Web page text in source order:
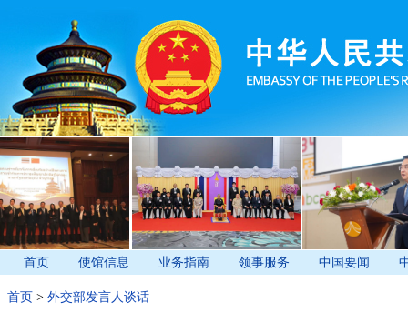
首页 使馆信息 业务指南 领事服务 中国要闻
首页 > 外交部发言人谈话